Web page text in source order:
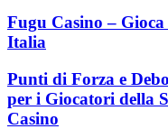
Fugu Casino –
Italia
Punti di Forza e
per i Giocatori della
Casino